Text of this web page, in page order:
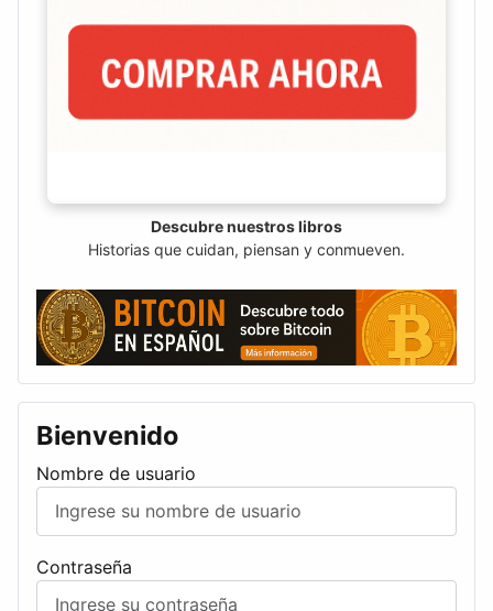
Descubre nuestros libros
Historias que cuidan, piensan y conmueven.
Bienvenido
Nombre de usuario
Contraseña